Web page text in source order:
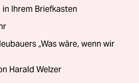
Ihrem Briefkasten
„Was wäre, wenn wir
Harald Welzer